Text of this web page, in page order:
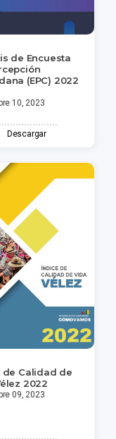
de Encuesta
(EPC) 2022
10, 2023
Descargar
de Calidad de
2022
09, 2023